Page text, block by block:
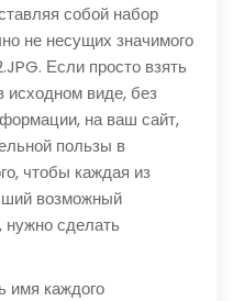
собой набор
не несущих значимого
Если просто взять
исходном виде, без
на ваш сайт,
пользы в
чтобы каждая из
возможный
нужно сделать
имя каждого